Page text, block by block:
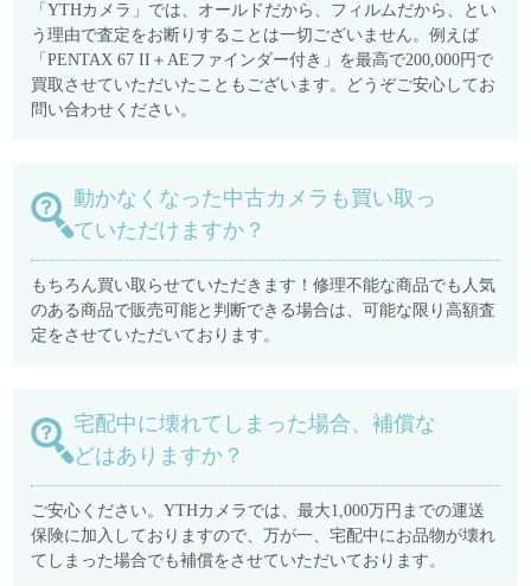
「YTHカメラ」では、オールドだから、フィルムだから、とい
う理由で査定をお断りすることは一切ございません。例えば
「PENTAX 67 II＋AEファインダー付き」を最高で200,000円で
買取させていただいたこともございます。どうぞご安心してお
問い合わせください。
動かなくなった中古カメラも買い取っ
ていただけますか？
もちろん買い取らせていただきます！修理不能な商品でも人気
のある商品で販売可能と判断できる場合は、可能な限り高額査
定をさせていただいております。
宅配中に壊れてしまった場合、補償な
どはありますか？
ご安心ください。YTHカメラでは、最大1,000万円までの運送
保険に加入しておりますので、万が一、宅配中にお品物が壊れ
てしまった場合でも補償をさせていただいております。